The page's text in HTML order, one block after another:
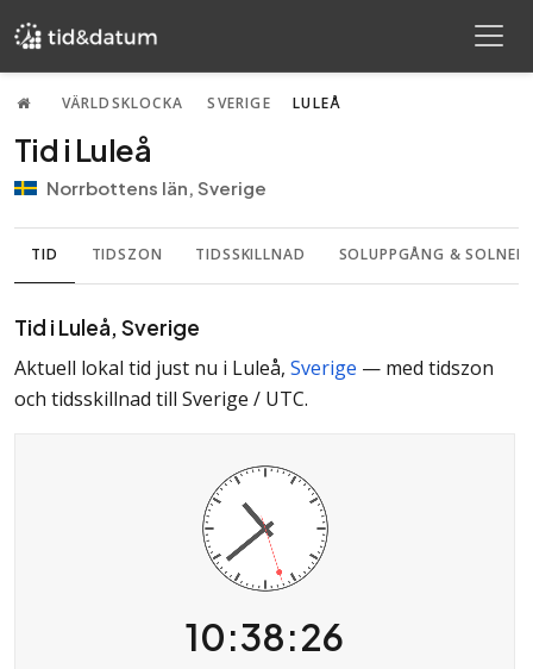
VÄRLDSKLOCKA SVERIGE LULEÅ
Tid i Luleå
Norrbottens län, Sverige
TID TIDSZON TIDSSKILLNAD SOLUPPGÅNG &
Tid i Luleå, Sverige
Aktuell lokal tid just nu i Luleå, Sverige — med tidszon
och tidsskillnad till Sverige / UTC.
10:38:26